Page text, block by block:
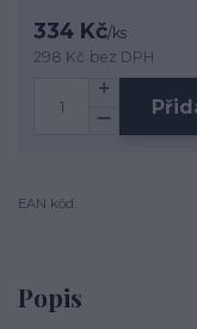
334 Kč/ks
298 Kč bez DPH
EAN kód:
Popis